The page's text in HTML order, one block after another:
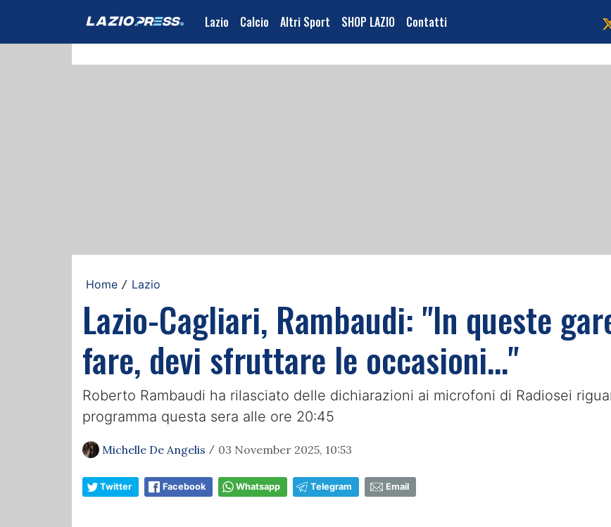
Lazio Calcio Altri Sport SHOP LAZIO Contatti
Home / Lazio
Lazio-Cagliari, Rambaudi: "In queste
fare, devi sfruttare le occasioni..."
Roberto Rambaudi ha rilasciato delle dichiarazioni ai microfoni di Radiosei
programma questa sera alle ore 20:45
Michelle De Angelis / 03 November 2025, 10:53
Twitter Facebook Whatsapp Telegram Email